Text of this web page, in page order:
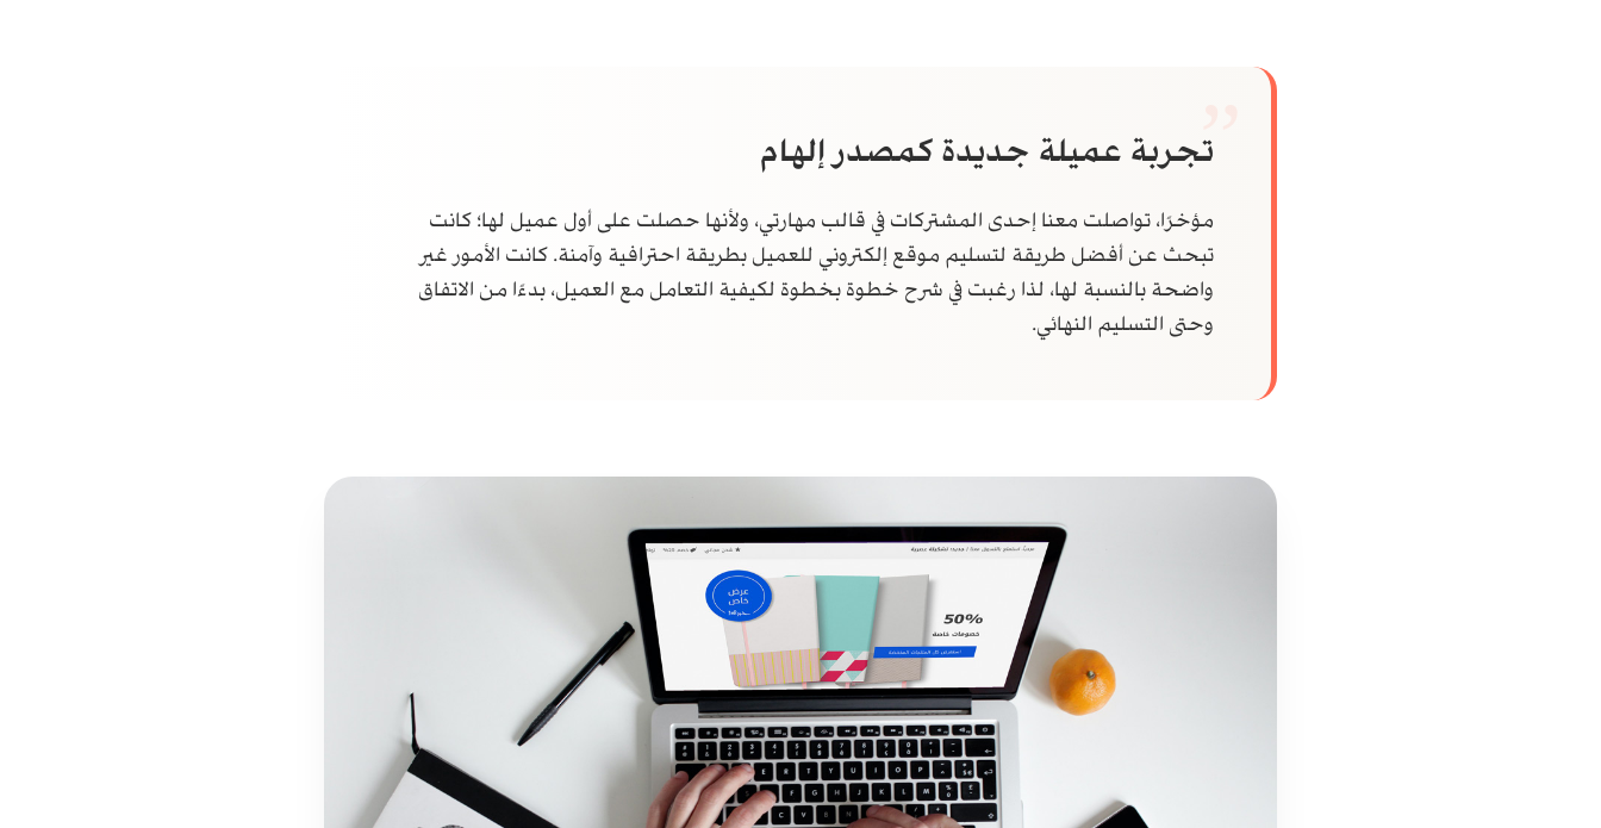
تجربة عميلة جديدة كمصدر إلهام
مؤخرًا، تواصلت معنا إحدى المشتركات في قالب مهارتي، ولأنها حصلت على أول عميل لها؛ كانت
تبحث عن أفضل طريقة لتسليم موقع إلكتروني للعميل بطريقة احترافية وآمنة. كانت الأمور غير
واضحة بالنسبة لها، لذا رغبت في شرح خطوة بخطوة لكيفية التعامل مع العميل، بدءًا من الاتفاق
وحتى التسليم النهائي.